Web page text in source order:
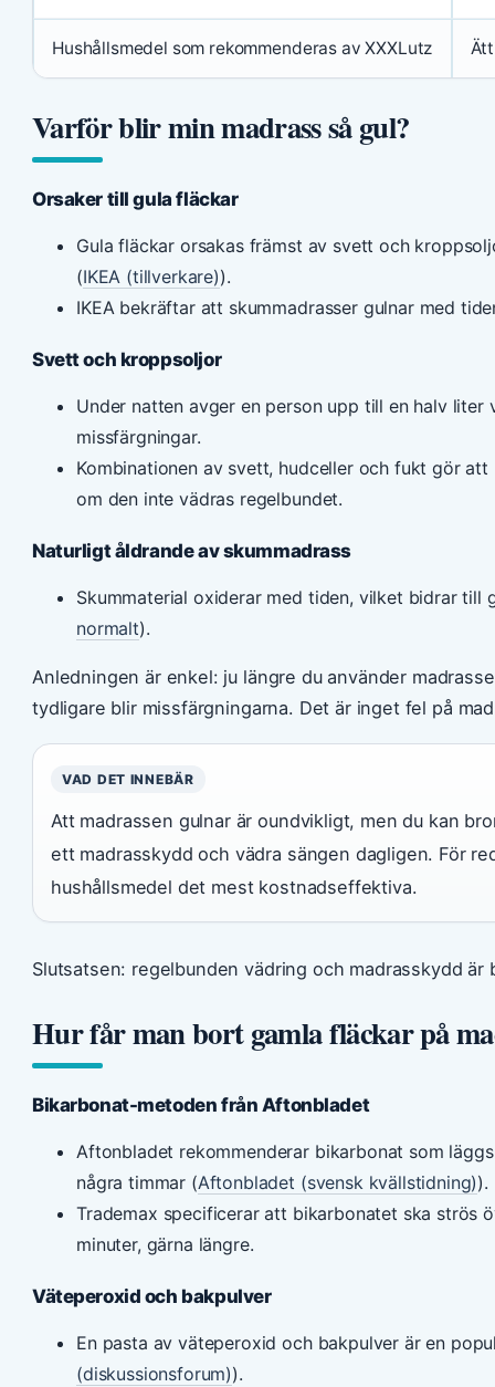
Hushållsmedel som rekommenderas av XXXLutz
Varför blir min madrass så gul?
Orsaker till gula fläckar
Gula fläckar orsakas främst av svett och
(IKEA (tillverkare)).
IKEA bekräftar att skummadrasser gulnar med
Svett och kroppsoljor
Under natten avger en person upp till en halv
missfärgningar.
Kombinationen av svett, hudceller och fukt gör
om den inte vädras regelbundet.
Naturligt åldrande av skummadrass
Skummaterial oxiderar med tiden, vilket bidrar till
normalt).
Anledningen är enkel: ju längre du använder
tydligare blir missfärgningarna. Det är inget fel på
VAD DET INNEBÄR
Att madrassen gulnar är oundvikligt, men du kan
ett madrasskydd och vädra sängen dagligen. För
hushållsmedel det mest kostnadseffektiva.
Slutsatsen: regelbunden vädring och madrasskydd
Hur får man bort gamla fläckar på
Bikarbonat-metoden från Aftonbladet
Aftonbladet rekommenderar bikarbonat som
några timmar (Aftonbladet (svensk kvällstidning)).
Trademax specificerar att bikarbonatet ska strös
minuter, gärna längre.
Väteperoxid och bakpulver
En pasta av väteperoxid och bakpulver är en
(diskussionsforum)).